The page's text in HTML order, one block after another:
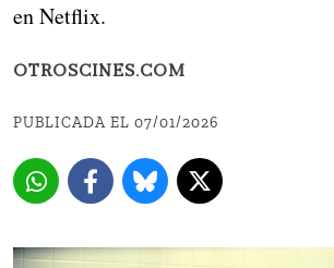
en Netflix.
OTROSCINES.COM
PUBLICADA EL 07/01/2026